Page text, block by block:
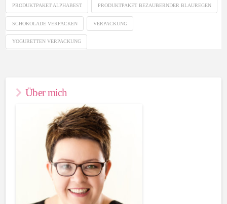
PRODUKTPAKET ALPHABEST PRODUKTPAKET BEZAUBERNDER BLAUREGEN
SCHOKOLADE VERPACKEN VERPACKUNG
YOGURETTEN VERPACKUNG
Über mich